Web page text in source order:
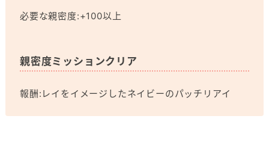
必要な親密度:+100以上
親密度ミッションクリア
報酬:レイをイメージしたネイビーのパッチリアイ